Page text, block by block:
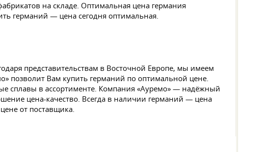
на складе. Оптимальная цена германия
германий — цена сегодня оптимальная.
представительствам в Восточной Европе, мы имеем
позволит Вам купить германий по оптимальной цене.
сплавы в ассортименте. Компания «Ауремо» — надёжный
цена-качество. Всегда в наличии германий — цена
от поставщика.